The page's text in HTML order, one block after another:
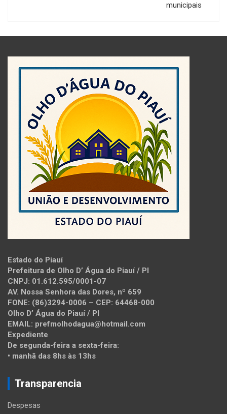
municipais
Estado do Piauí
Prefeitura de Olho D’ Água do Piauí / PI
CNPJ: 01.612.595/0001-07
AV. Nossa Senhora das Dores, nº 659
FONE: (86)3294-0006 – CEP: 64468-000
Olho D’ Água do Piauí / PI
EMAIL: prefmolhodagua@hotmail.com
Expediente
De segunda-feira a sexta-feira:
• manhã das 8hs às 13hs
Transparencia
Despesas